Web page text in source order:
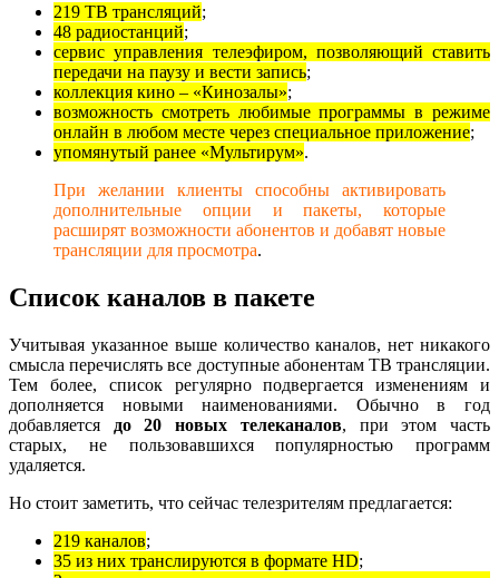
219 ТВ трансляций;
48 радиостанций;
сервис управления телеэфиром, позволяющий ставить
передачи на паузу и вести запись;
коллекция кино – «Кинозалы»;
возможность смотреть любимые программы в режиме
онлайн в любом месте через специальное приложение;
упомянутый ранее «Мультирум».
При желании клиенты способны активировать
дополнительные опции и пакеты, которые
расширят возможности абонентов и добавят новые
трансляции для просмотра.
Список каналов в пакете
Учитывая указанное выше количество каналов, нет никакого
смысла перечислять все доступные абонентам ТВ трансляции.
Тем более, список регулярно подвергается изменениям и
дополняется новыми наименованиями. Обычно в год
добавляется до 20 новых телеканалов, при этом часть
старых, не пользовавшихся популярностью программ
удаляется.
Но стоит заметить, что сейчас телезрителям предлагается:
219 каналов;
35 из них транслируются в формате HD;